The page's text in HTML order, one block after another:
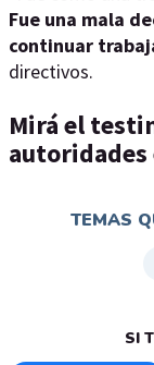
Fue una mala
continuar
directivos.
Mirá el
autoridades
TEMAS
SI